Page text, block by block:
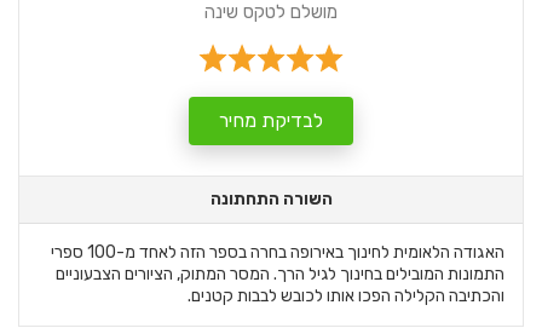
מושלם לטקס שינה
לבדיקת מחיר
השורה התחתונה
האגודה הלאומית לחינוך באירופה בחרה בספר הזה לאחד מ-100 ספרי
התמונות המובילים בחינוך לגיל הרך. המסר המתוק, הציורים הצבעוניים
והכתיבה הקלילה הפכו אותו לכובש לבבות קטנים.